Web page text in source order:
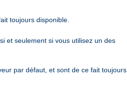
toujours disponible.
et seulement si vous utilisez un des
par défaut, et sont de ce fait toujours